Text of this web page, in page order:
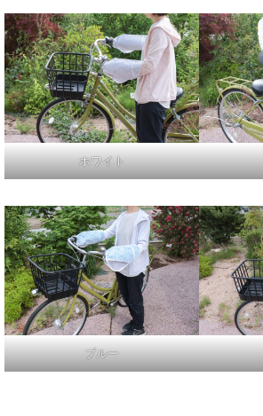
ホワイト
ブルー